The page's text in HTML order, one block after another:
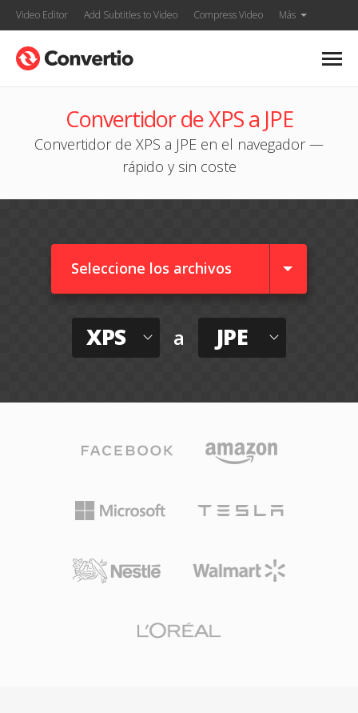
Video Editor Add Subtitles to Video Compress Video Más
Convertidor de XPS a JPE
Convertidor de XPS a JPE en el navegador —
rápido y sin coste
Seleccione los archivos
XPS a JPE